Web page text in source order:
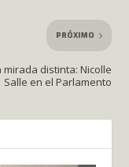
PRÓXIMO
mirada distinta: Nicolle
Salle en el Parlamento